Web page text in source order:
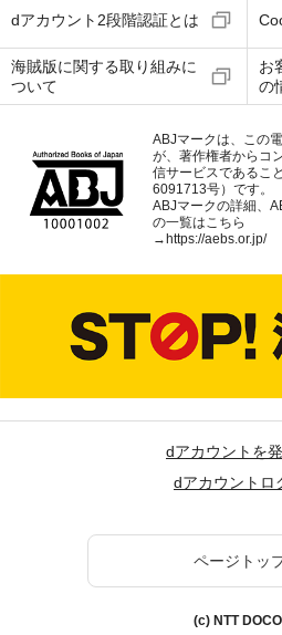
dアカウント2段階認証とは
海賊版に関する取り組みに
ついて
お
の
ABJマークは、この
が、著作権者からコ
信サービスであるこ
6091713号）です。
ABJマークの詳細、
の一覧はこちら
→ https://aebs.or.jp/
dアカウントを
dアカウントロ
ページトッ
(c) NTT